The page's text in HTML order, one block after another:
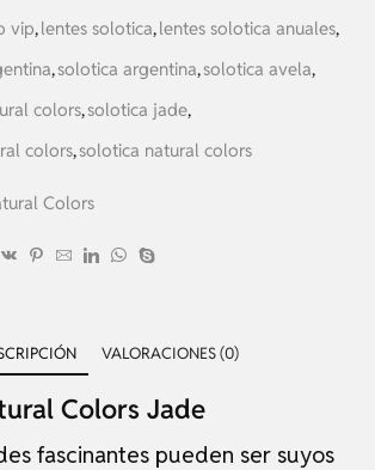
vip,lentes solotica,lentes solotica anuales,
,solotica argentina,solotica avela,
colors,solotica jade,
colors,solotica natural colors
Colors
VALORACIONES (0)
Colors Jade
fascinantes pueden ser suyos